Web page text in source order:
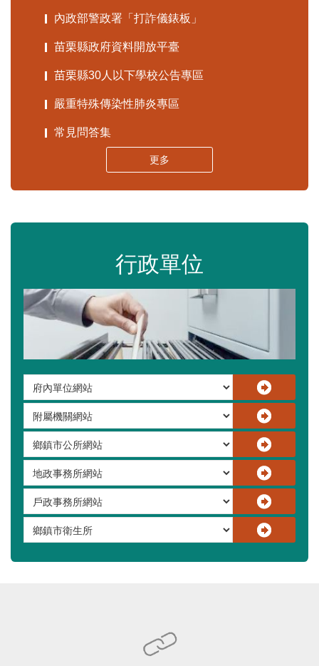
內政部警政署「打詐儀錶板」
苗栗縣政府資料開放平臺
苗栗縣30人以下學校公告專區
嚴重特殊傳染性肺炎專區
常見問答集
更多
行政單位